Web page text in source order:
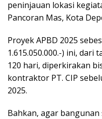
peninjauan lokasi
Pancoran Mas, Kota
Proyek APBD 2025
1.615.050.000.-) ini,
120 hari, diperkirakan
kontraktor PT. CIP
2025.
Bahkan, agar